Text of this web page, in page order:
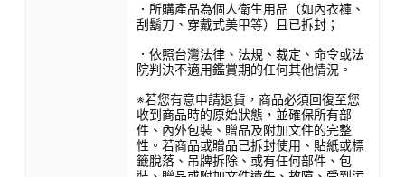
．所購產品為個人衛生用品（如內衣褲、
刮鬍刀、穿戴式美甲等）且已拆封；
．依照台灣法律、法規、裁定、命令或法
院判決不適用鑑賞期的任何其他情況。
※若您有意申請退貨，商品必須回復至您
收到商品時的原始狀態，並確保所有部
件、內外包裝、贈品及附加文件的完整
性。若商品或贈品已拆封使用、貼紙或標
籤脫落、吊牌拆除、或有任何部件、包